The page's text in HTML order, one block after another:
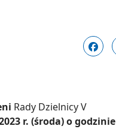
Rady Dzielnicy V
r. (środa)o godzinie